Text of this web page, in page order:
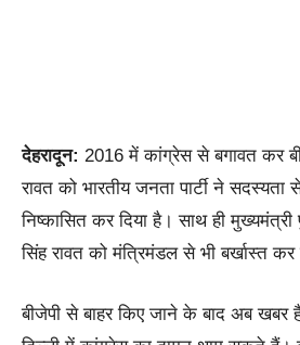
देहरादून: 2016 में कांग्रेस से बगावत कर
रावत को भारतीय जनता पार्टी ने
निष्कासित कर दिया है। साथ ही
सिंह रावत को मंत्रिमंडल से भी बर्खास्त कर
बीजेपी से बाहर किए जाने के बाद अब